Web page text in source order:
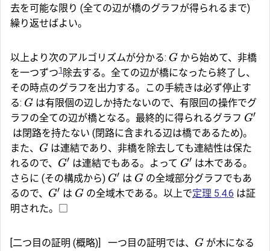
去を可能な限り (全ての辺が橋のグラフが得られるまで)
繰り返せばよい。
以上より次のアルゴリズムが分かる: G から始めて、非橋
を一つずつ1 除去する。全ての辺が橋になったら終了し、
その時点のグラフを出力する。この手続きは必ず停止す
る: G は有限個の辺しか持たないので、有限回の操作でグ
ラフの全ての辺が橋となる。最終的に得られるグラフ G′
は閉路を持たない (閉路に含まれる辺は橋であるため)。
また、 G は連結であり、非橋を除去しても連結性は保た
れるので、 G′ は連結でもある。よって G′ は木である。
さらに (その構成から) G′ は G の全域部分グラフでもあ
るので、 G′ は G の全域木である。以上で定理 5.4.6 は証
明された。□
[二つ目の証明 (概略)] 一つ目の証明では、 G が木になる